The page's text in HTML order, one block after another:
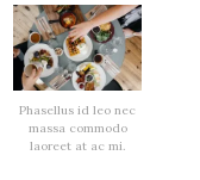
Phasellus id leo nec
massa commodo
laoreet at ac mi.